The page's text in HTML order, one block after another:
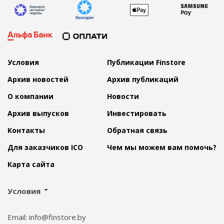
Условия
Публикации Finstore
Архив новостей
Архив публикаций
О компании
Новости
Архив выпусков
Инвестировать
Контакты
Обратная связь
Для заказчиков ICO
Чем мы можем вам помочь?
Карта сайта
Условия
Email: info@finstore.by